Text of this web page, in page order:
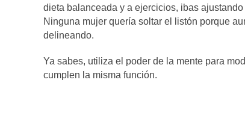
dieta balanceada y a ejercicios, ibas
Ninguna mujer quería soltar el listón porque
delineando.
Ya sabes, utiliza el poder de la mente para
cumplen la misma función.